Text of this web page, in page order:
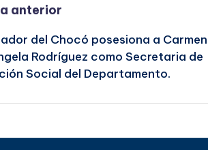
anterior
del Chocó posesiona a Carmen
Rodríguez como Secretaria de
Social del Departamento.